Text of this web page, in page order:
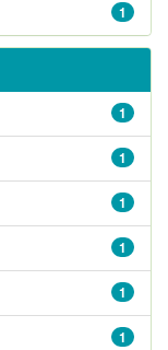
1
1
1
1
1
1
1